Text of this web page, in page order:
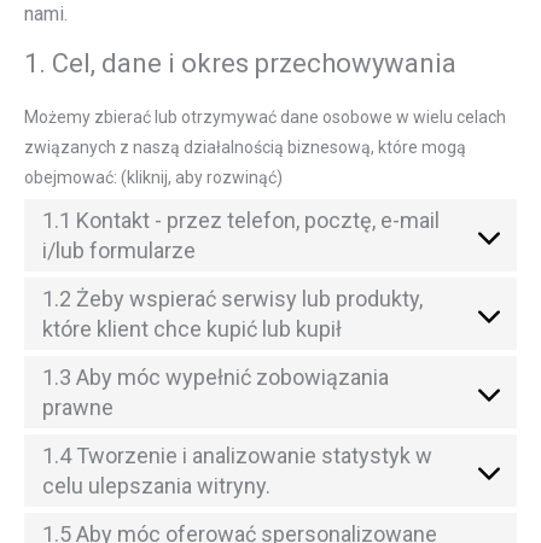
nami.
1. Cel, dane i okres przechowywania
Możemy zbierać lub otrzymywać dane osobowe w wielu celach
związanych z naszą działalnością biznesową, które mogą
obejmować: (kliknij, aby rozwinąć)
1.1 Kontakt - przez telefon, pocztę, e-mail
i/lub formularze
1.2 Żeby wspierać serwisy lub produkty,
które klient chce kupić lub kupił
1.3 Aby móc wypełnić zobowiązania
prawne
1.4 Tworzenie i analizowanie statystyk w
celu ulepszania witryny.
1.5 Aby móc oferować spersonalizowane